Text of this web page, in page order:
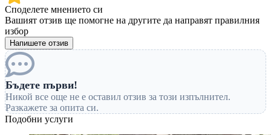
Споделете мнението си
Вашият отзив ще помогне на другите да направят правилния
избор
Напишете отзив
Бъдете първи!
Никой все още не е оставил отзив за този изпълнител.
Разкажете за опита си.
Подобни услуги